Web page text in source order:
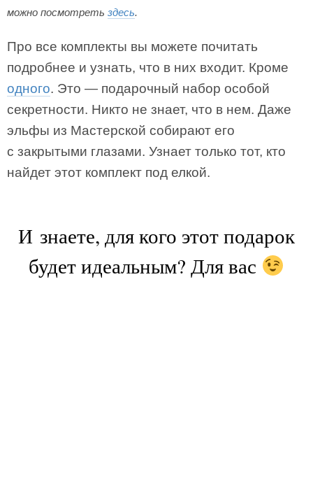
можно посмотреть здесь.
Про все комплекты вы можете почитать
подробнее и узнать, что в них входит. Кроме
одного. Это — подарочный набор особой
секретности. Никто не знает, что в нем. Даже
эльфы из Мастерской собирают его
с закрытыми глазами. Узнает только тот, кто
найдет этот комплект под елкой.
И знаете, для кого этот подарок
будет идеальным? Для вас